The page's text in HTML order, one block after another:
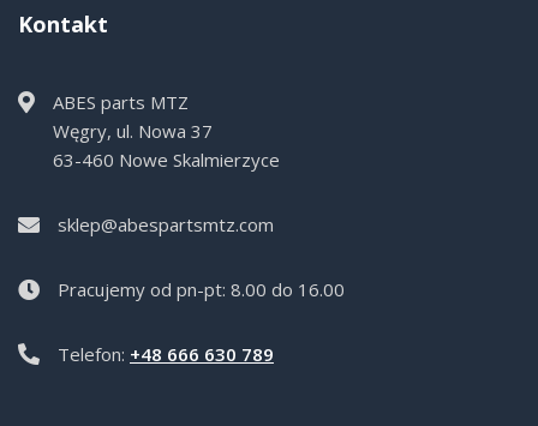
Kontakt
ABES parts MTZ
Węgry, ul. Nowa 37
63-460 Nowe Skalmierzyce
sklep@abespartsmtz.com
Pracujemy od pn-pt: 8.00 do 16.00
Telefon: +48 666 630 789